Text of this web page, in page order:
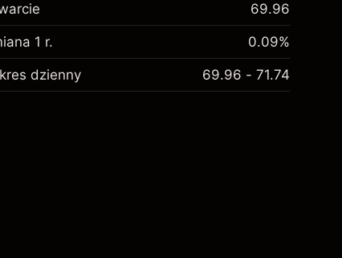
69.96
1 r. 0.09%
dzienny 69.96 - 71.74